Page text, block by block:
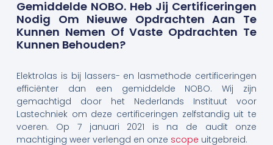
Gemiddelde NOBO. Heb Jij Certificeringen
Nodig Om Nieuwe Opdrachten Aan Te
Kunnen Nemen Of Vaste Opdrachten Te
Kunnen Behouden?
Elektrolas is bij lassers- en lasmethode certificeringen
efficiënter dan een gemiddelde NOBO. Wij zijn
gemachtigd door het Nederlands Instituut voor
Lastechniek om deze certificeringen zelfstandig uit te
voeren. Op 7 januari 2021 is na de audit onze
machtiging weer verlengd en onze scope uitgebreid.